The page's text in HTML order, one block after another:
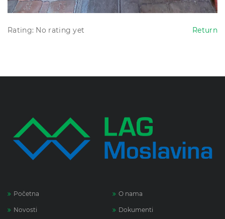
Rating: No rating yet Return
Početna O nama
Novosti Dokumenti